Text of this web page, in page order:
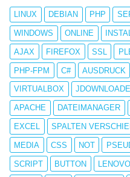
LINUX DEBIAN PHP
WINDOWS ONLINE
AJAX FIREFOX SSL
PHP-FPM C# AUSDRUCK
VIRTUALBOX
APACHE DATEIMANAGER
EXCEL SPALTEN
MEDIA CSS NOT
SCRIPT BUTTON LENOVO